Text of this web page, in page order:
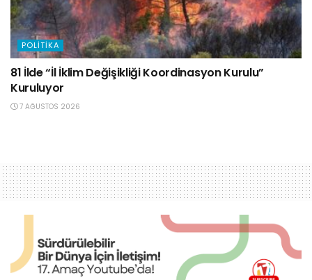
POLITIKA
81 İlde “İl İklim Değişikliği Koordinasyon Kurulu”
Kuruluyor
7 AĞUSTOS 2026